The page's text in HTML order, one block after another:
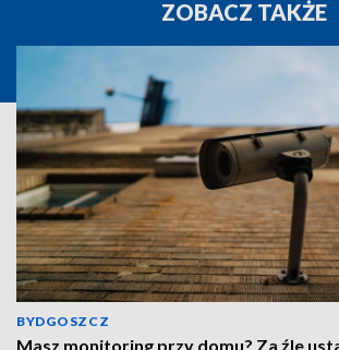
ZOBACZ TAKŻE
BYDGOSZCZ
Masz monitoring przy domu? Za źle